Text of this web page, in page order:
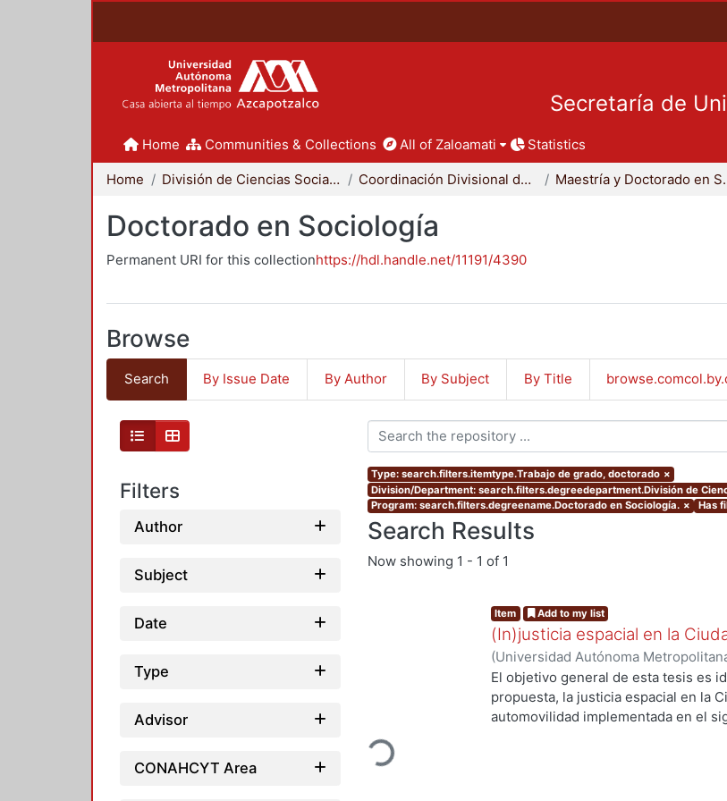
Secretaría de
Home Communities & Collections All of Zaloamati Statistics
Home División de Ciencias Sociales y Humanidades Coordinación Divisional de Posgrado Maestría
Doctorado en Sociología
Permanent URI for this collectionhttps://hdl.handle.net/11191/4390
Browse
Search By Issue Date By Author By Subject By Title
Filters
Author
Subject
Date
Type
Advisor
CONAHCYT Area
Type: search.filters.itemtype.Trabajo de grado, doctorado ×
Division/Department: search.filters.degreedepartment.División de
Program: search.filters.degreename.Doctorado en Sociología. × Has
Search Results
Now showing 1 - 1 of 1
Loading...
Item Add to my list
(In)justicia espacial en la
(Universidad Autónoma
de Servicios de Información.,2018-
El objetivo general de esta tesis es
propuesta, la justicia espacial en la
automovilidad implementada en el